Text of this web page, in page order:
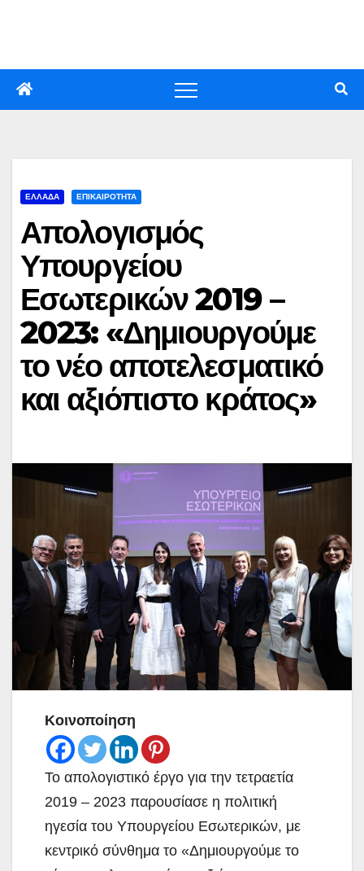
ΕΛΛΑΔΑ ΕΠΙΚΑΙΡΟΤΗΤΑ
Απολογισμός
Υπουργείου
Εσωτερικών 2019 –
2023: «Δημιουργούμε
το νέο αποτελεσματικό
και αξιόπιστο κράτος»
Κοινοποίηση
Το απολογιστικό έργο για την τετραετία
2019 – 2023 παρουσίασε η πολιτική
ηγεσία του Υπουργείου Εσωτερικών, με
κεντρικό σύνθημα το «Δημιουργούμε το